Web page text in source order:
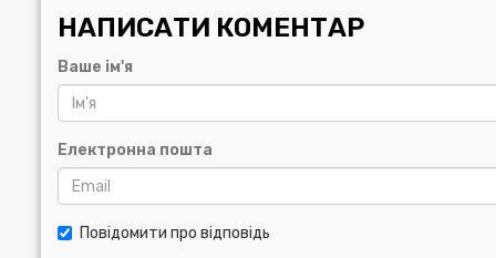
НАПИСАТИ КОМЕНТАР
Ваше ім'я
Електронна пошта
Повідомити про відповідь